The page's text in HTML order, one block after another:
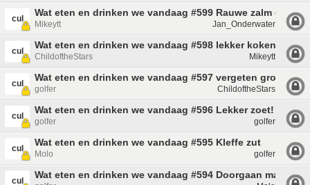
cul
Wat eten en drinken we vandaag #599 Rauwe zalm en rijst
Mikeytt Jan_Onderwater
cul
Wat eten en drinken we vandaag #598 lekker koken
ChildoftheStars Mikeytt
cul
Wat eten en drinken we vandaag #597 vergeten groenten
golfer ChildoftheStars
cul
Wat eten en drinken we vandaag #596 Lekker zoet!
golfer golfer
cul
Wat eten en drinken we vandaag #595 Kleffe zut
Molo golfer
cul
Wat eten en drinken we vandaag #594 Doorgaan maar